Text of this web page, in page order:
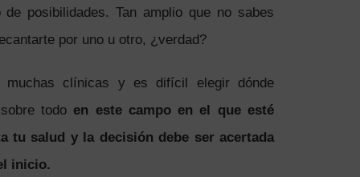
de posibilidades. Tan amplio que no sabes
por uno u otro, ¿verdad?
muchas clínicas y es difícil elegir dónde
todo en este campo en el que esté
tu salud y la decisión debe ser acertada
inicio.